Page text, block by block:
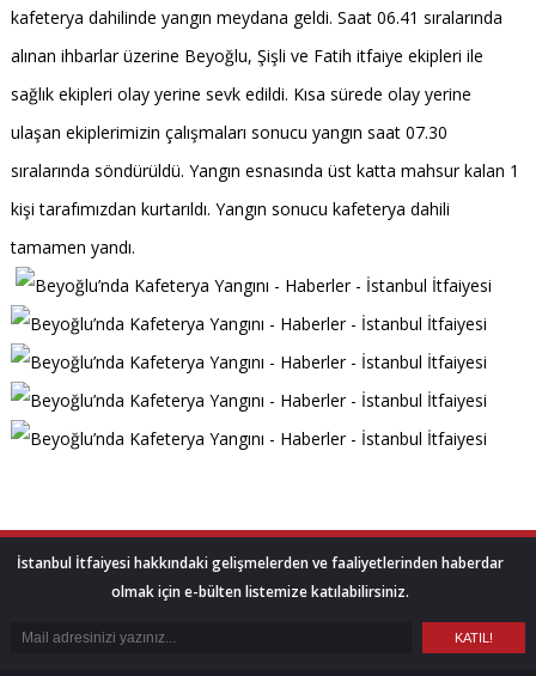
kafeterya dahilinde yangın meydana geldi. Saat 06.41 sıralarında
alınan ihbarlar üzerine Beyoğlu, Şişli ve Fatih itfaiye ekipleri ile
sağlık ekipleri olay yerine sevk edildi. Kısa sürede olay yerine
ulaşan ekiplerimizin çalışmaları sonucu yangın saat 07.30
sıralarında söndürüldü. Yangın esnasında üst katta mahsur kalan 1
kişi tarafımızdan kurtarıldı. Yangın sonucu kafeterya dahili
tamamen yandı.
İstanbul İtfaiyesi hakkındaki gelişmelerden ve faaliyetlerinden haberdar
olmak için e-bülten listemize katılabilirsiniz.